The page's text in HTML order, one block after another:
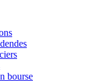
bourse